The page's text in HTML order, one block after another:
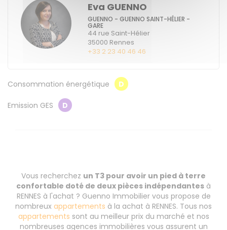
Eva GUENNO
GUENNO - GUENNO SAINT-HÉLIER -
GARE
44 rue Saint-Hélier
35000 Rennes
+33 2 23 40 46 46
Consommation énergétique D
Emission GES D
Vous recherchez un T3 pour avoir un pied à terre
confortable doté de deux pièces indépendantes à
RENNES à l'achat ? Guenno Immobilier vous propose de
nombreux appartements à la achat à RENNES. Tous nos
appartements sont au meilleur prix du marché et nos
nombreuses agences immobilières vous assurent un